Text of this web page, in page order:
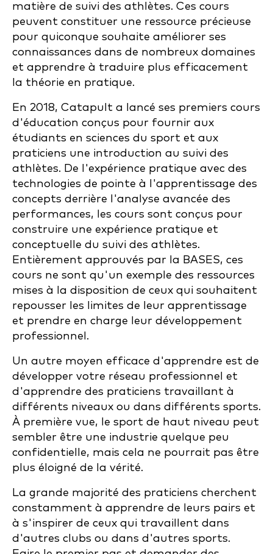
matière de suivi des athlètes. Ces cours
peuvent constituer une ressource précieuse
pour quiconque souhaite améliorer ses
connaissances dans de nombreux domaines
et apprendre à traduire plus efficacement
la théorie en pratique.
En 2018, Catapult a lancé ses premiers cours
d'éducation conçus pour fournir aux
étudiants en sciences du sport et aux
praticiens une introduction au suivi des
athlètes. De l'expérience pratique avec des
technologies de pointe à l'apprentissage des
concepts derrière l'analyse avancée des
performances, les cours sont conçus pour
construire une expérience pratique et
conceptuelle du suivi des athlètes.
Entièrement approuvés par la BASES, ces
cours ne sont qu'un exemple des ressources
mises à la disposition de ceux qui souhaitent
repousser les limites de leur apprentissage
et prendre en charge leur développement
professionnel.
Un autre moyen efficace d'apprendre est de
développer votre réseau professionnel et
d'apprendre des praticiens travaillant à
différents niveaux ou dans différents sports.
À première vue, le sport de haut niveau peut
sembler être une industrie quelque peu
confidentielle, mais cela ne pourrait pas être
plus éloigné de la vérité.
La grande majorité des praticiens cherchent
constamment à apprendre de leurs pairs et
à s'inspirer de ceux qui travaillent dans
d'autres clubs ou dans d'autres sports.